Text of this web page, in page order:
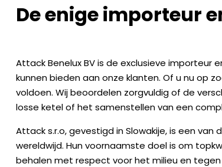
De enige importeur
Attack Benelux BV is de exclusieve
kunnen bieden aan onze klanten. Of u nu op
voldoen. Wij beoordelen zorgvuldig of de
losse ketel of het samenstellen van een
Attack s.r.o, gevestigd in Slowakije, is een
wereldwijd. Hun voornaamste doel is om
behalen met respect voor het milieu en tegen